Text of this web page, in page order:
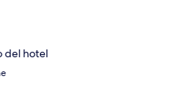
del hotel